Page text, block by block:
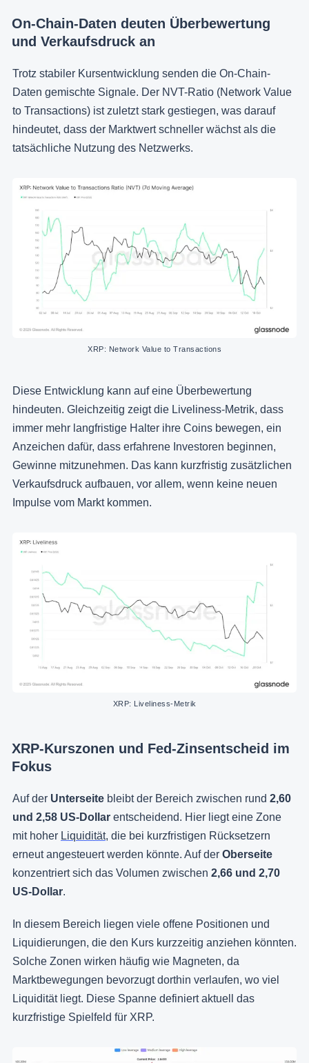
On-Chain-Daten deuten Überbewertung
und Verkaufsdruck an
Trotz stabiler Kursentwicklung senden die On-Chain-
Daten gemischte Signale. Der NVT-Ratio (Network Value
to Transactions) ist zuletzt stark gestiegen, was darauf
hindeutet, dass der Marktwert schneller wächst als die
tatsächliche Nutzung des Netzwerks.
XRP: Network Value to Transactions
Diese Entwicklung kann auf eine Überbewertung
hindeuten. Gleichzeitig zeigt die Liveliness-Metrik, dass
immer mehr langfristige Halter ihre Coins bewegen, ein
Anzeichen dafür, dass erfahrene Investoren beginnen,
Gewinne mitzunehmen. Das kann kurzfristig zusätzlichen
Verkaufsdruck aufbauen, vor allem, wenn keine neuen
Impulse vom Markt kommen.
XRP: Liveliness-Metrik
XRP-Kurszonen und Fed-Zinsentscheid im
Fokus
Auf der Unterseite bleibt der Bereich zwischen rund 2,60
und 2,58 US-Dollar entscheidend. Hier liegt eine Zone
mit hoher Liquidität, die bei kurzfristigen Rücksetzern
erneut angesteuert werden könnte. Auf der Oberseite
konzentriert sich das Volumen zwischen 2,66 und 2,70
US-Dollar.
In diesem Bereich liegen viele offene Positionen und
Liquidierungen, die den Kurs kurzzeitig anziehen könnten.
Solche Zonen wirken häufig wie Magneten, da
Marktbewegungen bevorzugt dorthin verlaufen, wo viel
Liquidität liegt. Diese Spanne definiert aktuell das
kurzfristige Spielfeld für XRP.